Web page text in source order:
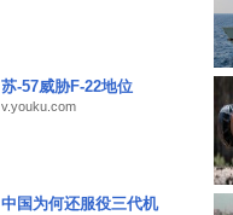
苏-57威胁F-22地位
v.youku.com
中国为何还服役三代机